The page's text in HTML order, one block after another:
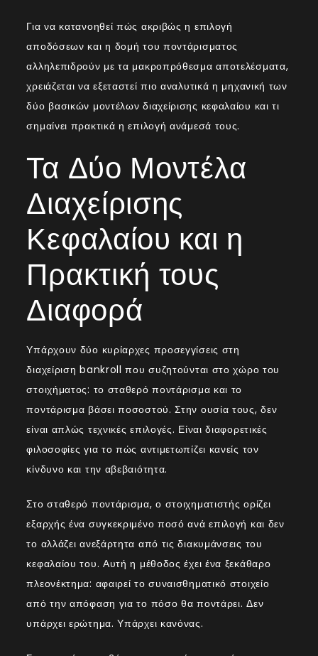
Για να κατανοηθεί πώς ακριβώς η επιλογή
αποδόσεων και η δομή του ποντάρισματος
αλληλεπιδρούν με τα μακροπρόθεσμα αποτελέσματα,
χρειάζεται να εξεταστεί πιο αναλυτικά η μηχανική των
δύο βασικών μοντέλων διαχείρισης κεφαλαίου και τι
σημαίνει πρακτικά η επιλογή ανάμεσά τους.
Τα Δύο Μοντέλα
Διαχείρισης
Κεφαλαίου και η
Πρακτική τους
Διαφορά
Υπάρχουν δύο κυρίαρχες προσεγγίσεις στη
διαχείριση bankroll που συζητούνται στο χώρο του
στοιχήματος: το σταθερό ποντάρισμα και το
ποντάρισμα βάσει ποσοστού. Στην ουσία τους, δεν
είναι απλώς τεχνικές επιλογές. Είναι διαφορετικές
φιλοσοφίες για το πώς αντιμετωπίζει κανείς τον
κίνδυνο και την αβεβαιότητα.
Στο σταθερό ποντάρισμα, ο στοιχηματιστής ορίζει
εξαρχής ένα συγκεκριμένο ποσό ανά επιλογή και δεν
το αλλάζει ανεξάρτητα από τις διακυμάνσεις του
κεφαλαίου του. Αυτή η μέθοδος έχει ένα ξεκάθαρο
πλεονέκτημα: αφαιρεί το συναισθηματικό στοιχείο
από την απόφαση για το πόσο θα ποντάρει. Δεν
υπάρχει ερώτημα. Υπάρχει κανόνας.